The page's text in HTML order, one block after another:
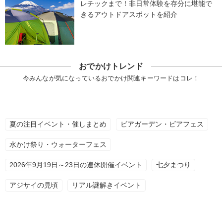
レチックまで！非日常体験を存分に堪能で
きるアウトドアスポットを紹介
おでかけトレンド
今みんなが気になっているおでかけ関連キーワードはコレ！
夏の注目イベント・催しまとめ ビアガーデン・ビアフェス
水かけ祭り・ウォーターフェス
2026年9月19日～23日の連休開催イベント 七夕まつり
アジサイの見頃 リアル謎解きイベント